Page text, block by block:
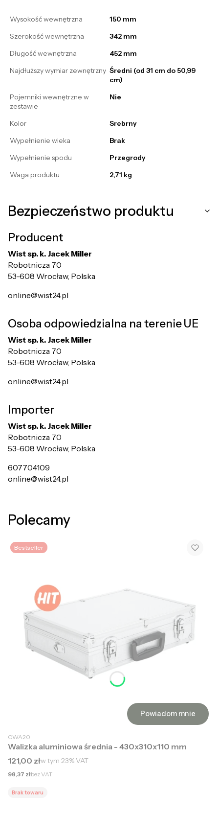
Wysokość wewnętrzna
150 mm
Szerokość wewnętrzna
342 mm
Długość wewnętrzna
452 mm
Najdłuższy wymiar zewnętrzny Średni (od 31 cm do 50,99
cm)
Pojemniki wewnętrzne w
zestawie
Nie
Kolor
Srebrny
Wypełnienie wieka
Brak
Wypełnienie spodu
Przegrody
Waga produktu
2,71 kg
Bezpieczeństwo produktu
Producent
Wist sp. k. Jacek Miller
Robotnicza 70
53-608 Wrocław, Polska
online@wist24.pl
Osoba odpowiedzialna na terenie UE
Wist sp. k. Jacek Miller
Robotnicza 70
53-608 Wrocław, Polska
online@wist24.pl
Importer
Wist sp. k. Jacek Miller
Robotnicza 70
53-608 Wrocław, Polska
607704109
online@wist24.pl
Polecamy
Bestseller
Powiadom mnie
CWA20
Walizka aluminiowa średnia - 430x310x110 mm
Cena brutto
121,00 złw tym 23%VAT
Cena netto
98,37 złbez VAT
Brak towaru